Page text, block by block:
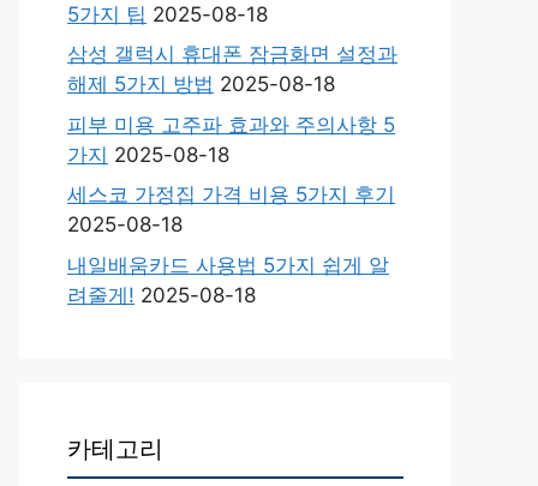
5가지 팁 2025-08-18
삼성 갤럭시 휴대폰 잠금화면 설정과
해제 5가지 방법 2025-08-18
피부 미용 고주파 효과와 주의사항 5
가지 2025-08-18
세스코 가정집 가격 비용 5가지 후기
2025-08-18
내일배움카드 사용법 5가지 쉽게 알
려줄게! 2025-08-18
카테고리